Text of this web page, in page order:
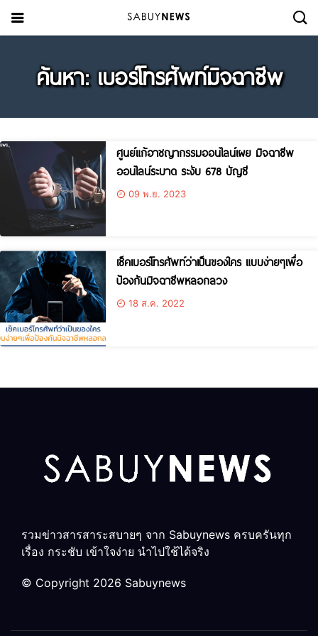
ค้นหา: เบอร์โทรศัพท์มิจฉาชีพ
ศูนย์แก้อาชญากรรมออนไลน์เผย มิจฉาชีพ
ออนไลน์ระบาด ระงับ 678 บัญชี
09 พ.ย. 2023
เช็คเบอร์โทรศัพท์ว่าเป็นของใคร แบบง่ายๆเพื่อ
ป้องกันมิจฉาชีพหลอกลวง
18 ส.ค. 2022
รวมข่าวสารสาระสบายๆ จาก Sabuynews ครบครันทุก
เรื่อง กระชับ เข้าใจง่าย นำไปใช้ได้จริง
© Copyright 2026 Sabuynews